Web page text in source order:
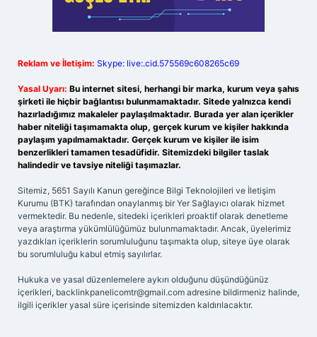
Reklam ve İletişim: Skype: live:.cid.575569c608265c69
Yasal Uyarı: Bu internet sitesi, herhangi bir marka, kurum veya şahıs
şirketi ile hiçbir bağlantısı bulunmamaktadır. Sitede yalnızca kendi
hazırladığımız makaleler paylaşılmaktadır. Burada yer alan içerikler
haber niteliği taşımamakta olup, gerçek kurum ve kişiler hakkında
paylaşım yapılmamaktadır. Gerçek kurum ve kişiler ile isim
benzerlikleri tamamen tesadüfidir. Sitemizdeki bilgiler taslak
halindedir ve tavsiye niteliği taşımazlar.
Sitemiz, 5651 Sayılı Kanun gereğince Bilgi Teknolojileri ve İletişim
Kurumu (BTK) tarafından onaylanmış bir Yer Sağlayıcı olarak hizmet
vermektedir. Bu nedenle, sitedeki içerikleri proaktif olarak denetleme
veya araştırma yükümlülüğümüz bulunmamaktadır. Ancak, üyelerimiz
yazdıkları içeriklerin sorumluluğunu taşımakta olup, siteye üye olarak
bu sorumluluğu kabul etmiş sayılırlar.
Hukuka ve yasal düzenlemelere aykırı olduğunu düşündüğünüz
içerikleri, backlinkpanelicomtr@gmail.com adresine bildirmeniz halinde,
ilgili içerikler yasal süre içerisinde sitemizden kaldırılacaktır.